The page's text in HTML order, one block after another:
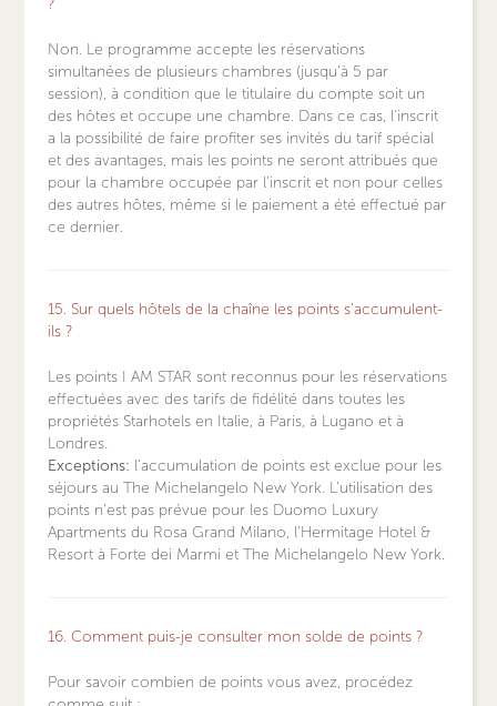
?
Non. Le programme accepte les réservations
simultanées de plusieurs chambres (jusqu'à 5 par
session), à condition que le titulaire du compte soit un
des hôtes et occupe une chambre. Dans ce cas, l'inscrit
a la possibilité de faire profiter ses invités du tarif spécial
et des avantages, mais les points ne seront attribués que
pour la chambre occupée par l'inscrit et non pour celles
des autres hôtes, même si le paiement a été effectué par
ce dernier.
15. Sur quels hôtels de la chaîne les points s'accumulent-
ils ?
Les points I AM STAR sont reconnus pour les réservations
effectuées avec des tarifs de fidélité dans toutes les
propriétés Starhotels en Italie, à Paris, à Lugano et à
Londres.
Exceptions: l’accumulation de points est exclue pour les
séjours au The Michelangelo New York. L’utilisation des
points n’est pas prévue pour les Duomo Luxury
Apartments du Rosa Grand Milano, l’Hermitage Hotel &
Resort à Forte dei Marmi et The Michelangelo New York.
16. Comment puis-je consulter mon solde de points ?
Pour savoir combien de points vous avez, procédez